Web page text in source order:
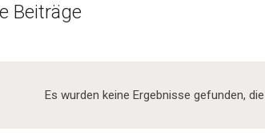
Beiträge
Es wurden keine Ergebnisse gefunden,